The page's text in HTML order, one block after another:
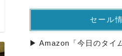
セール
▶ Amazon「今日のタイ